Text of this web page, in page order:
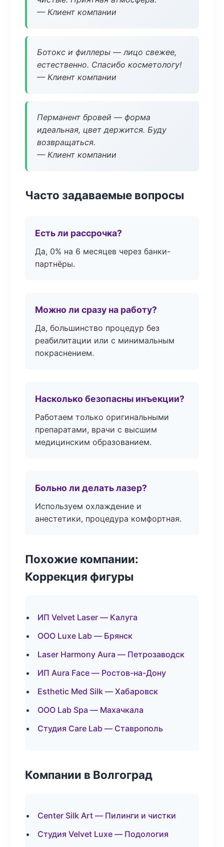
— Клиент компании
Ботокс и филлеры — лицо свежее,
естественно. Спасибо косметологу!
— Клиент компании
Перманент бровей — форма
идеальная, цвет держится. Буду
возвращаться.
— Клиент компании
Часто задаваемые вопросы
Есть ли рассрочка?
Да, 0% на 6 месяцев через банки-
партнёры.
Можно ли сразу на работу?
Да, большинство процедур без
реабилитации или с минимальным
покраснением.
Насколько безопасны инъекции?
Работаем только оригинальными
препаратами, врачи с высшим
медицинским образованием.
Больно ли делать лазер?
Используем охлаждение и
анестетики, процедура комфортная.
Похожие компании:
Коррекция фигуры
ИП Velvet Laser — Калуга
ООО Luxe Lab — Брянск
Laser Harmony Aura — Петрозаводск
ИП Aura Face — Ростов-на-Дону
Esthetic Med Silk — Хабаровск
ООО Lab Spa — Махачкала
Студия Care Lab — Ставрополь
Компании в Волгоград
Center Silk Art — Пилинги и чистки
Студия Velvet Luxe — Подология